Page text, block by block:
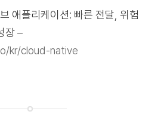
애플리케이션: 빠른 전달, 위험
장 –
kr/cloud-native